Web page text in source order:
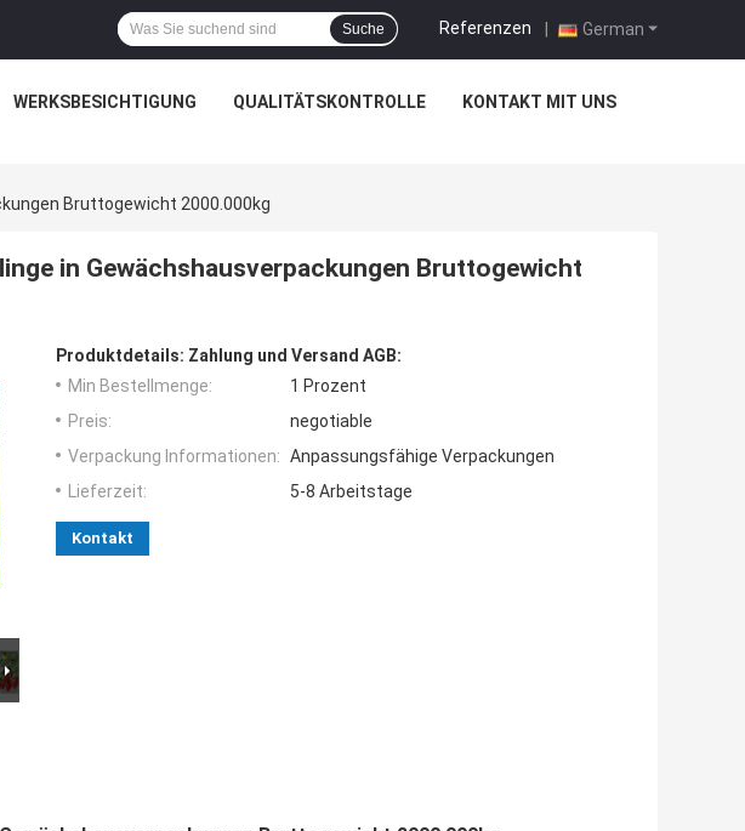
German
Referenzen |
Suche
WERKSBESICHTIGUNG QUALITÄTSKONTROLLE KONTAKT MIT UNS
Bruttogewicht 2000.000kg
in Gewächshausverpackungen Bruttogewicht
Produktdetails: Zahlung und Versand AGB:
Min Bestellmenge:
1 Prozent
Preis:
negotiable
Verpackung Informationen: Anpassungsfähige Verpackungen
Lieferzeit:
5-8 Arbeitstage
Kontakt